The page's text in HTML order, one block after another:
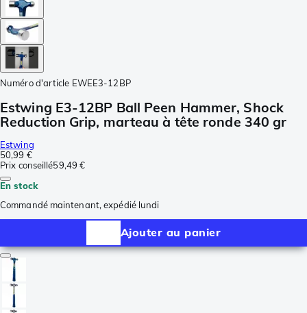
Numéro d'article EWEE3-12BP
Estwing E3-12BP Ball Peen Hammer, Shock
Reduction Grip, marteau à tête ronde 340 gr
Estwing
50,99 €
Prix conseillé59,49 €
En stock
Commandé maintenant, expédié lundi
Ajouter au panier